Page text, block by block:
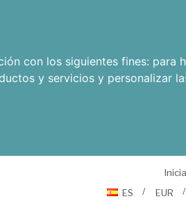
con los siguientes fines: para
y servicios y personalizar
ES
EUR